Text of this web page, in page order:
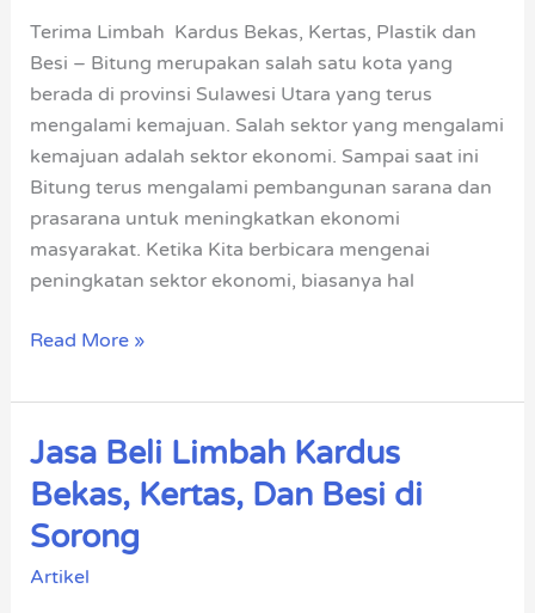
Terima Limbah Kardus Bekas, Kertas, Plastik dan
Besi – Bitung merupakan salah satu kota yang
berada di provinsi Sulawesi Utara yang terus
mengalami kemajuan. Salah sektor yang mengalami
kemajuan adalah sektor ekonomi. Sampai saat ini
Bitung terus mengalami pembangunan sarana dan
prasarana untuk meningkatkan ekonomi
masyarakat. Ketika Kita berbicara mengenai
peningkatan sektor ekonomi, biasanya hal
Read More »
Jasa Beli Limbah Kardus
Bekas, Kertas, Dan Besi di
Sorong
Artikel
Jasa
Beli
Limbah
Kardus
Bekas,